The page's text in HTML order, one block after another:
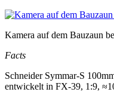
Kamera auf dem Bauzaun
Facts
Schneider Symmar-S
entwickelt in FX-39, 1:9,